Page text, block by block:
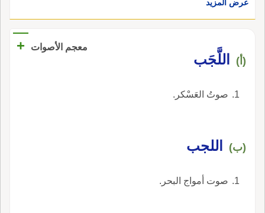
عرض المزيد
معجم الأصوات +
(أ) اللَّجَب
صوتُ العَسْكر.
(ب) اللجب
صوت أمواج البحر.